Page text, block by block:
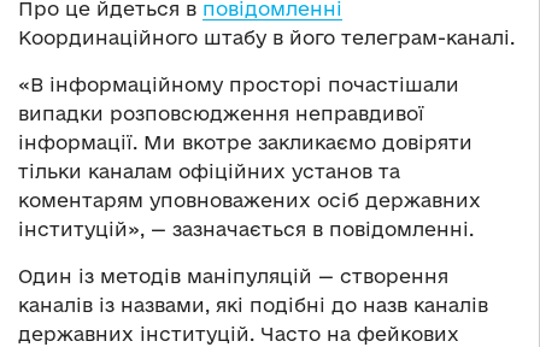
Про це йдеться в повідомленні
Координаційного штабу в його телеграм-каналі.
«В інформаційному просторі почастішали
випадки розповсюдження неправдивої
інформації. Ми вкотре закликаємо довіряти
тільки каналам офіційних установ та
коментарям уповноважених осіб державних
інституцій», — зазначається в повідомленні.
Один із методів маніпуляцій — створення
каналів із назвами, які подібні до назв каналів
державних інституцій. Часто на фейкових